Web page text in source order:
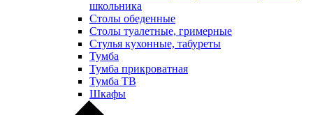
школьника
Столы обеденные
Столы туалетные, гримерные
Стулья кухонные, табуреты
Тумба
Тумба прикроватная
Тумба ТВ
Шкафы